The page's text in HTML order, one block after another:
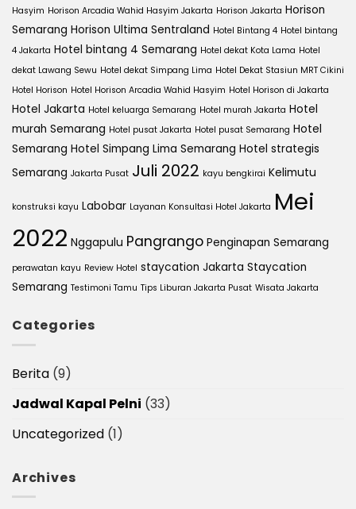
Hasyim Horison Arcadia Wahid Hasyim Jakarta Horison Jakarta Horison
Semarang Horison Ultima Sentraland Hotel Bintang 4 Hotel bintang
4 Jakarta Hotel bintang 4 Semarang Hotel dekat Kota Lama Hotel
dekat Lawang Sewu Hotel dekat Simpang Lima Hotel Dekat Stasiun MRT Cikini
Hotel Horison Hotel Horison Arcadia Wahid Hasyim Hotel Horison di Jakarta
Hotel Jakarta Hotel keluarga Semarang Hotel murah Jakarta Hotel
murah Semarang Hotel pusat Jakarta Hotel pusat Semarang Hotel
Semarang Hotel Simpang Lima Semarang Hotel strategis
Semarang Jakarta Pusat Juli 2022 kayu bengkirai Kelimutu
konstruksi kayu Labobar Layanan Konsultasi Hotel Jakarta Mei
2022 Nggapulu Pangrango Penginapan Semarang
perawatan kayu Review Hotel staycation Jakarta Staycation
Semarang Testimoni Tamu Tips Liburan Jakarta Pusat Wisata Jakarta
Categories
Berita (9)
Jadwal Kapal Pelni (33)
Uncategorized (1)
Archives